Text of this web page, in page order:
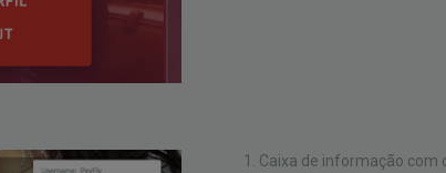
Caixa de informação com